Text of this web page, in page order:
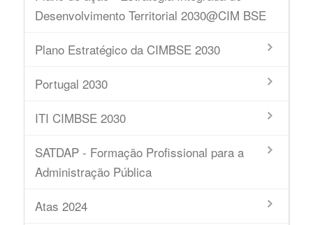
Desenvolvimento Territorial 2030@CIM BSE
Plano Estratégico da CIMBSE 2030
Portugal 2030
ITI CIMBSE 2030
SATDAP - Formação Profissional para a
Administração Pública
Atas 2024